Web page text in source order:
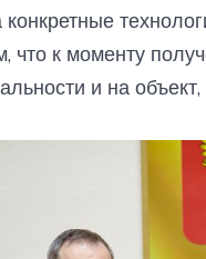
что к моменту
и на